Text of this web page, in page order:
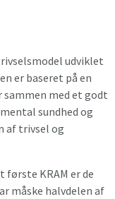
udviklet
er baseret på en
med et godt
sundhed og
af trivsel og
første KRAM er de
måske halvdelen af